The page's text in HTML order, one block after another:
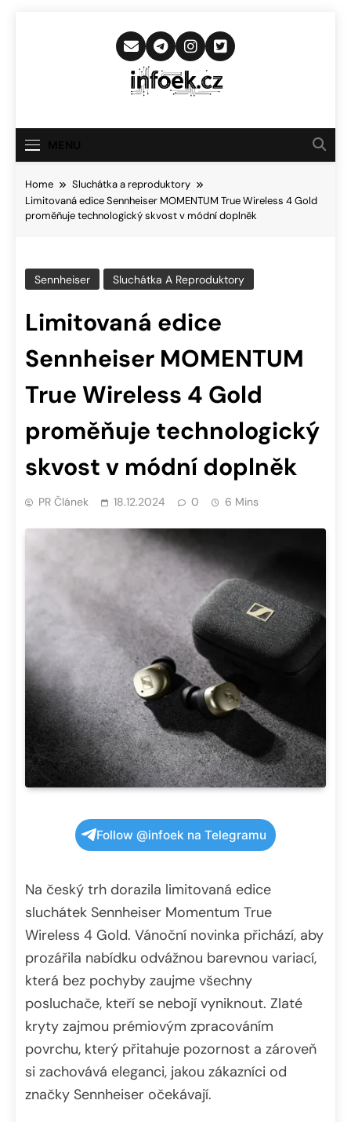
Infoek.cz
Novinkám
Home
Sluchátka a reproduktory
Limitovaná edice Sennheiser MOMENTUM True Wireless 4 Gold
proměňuje technologický skvost v módní doplněk
Sennheiser Sluchátka A Reproduktory
Limitovaná edice
Sennheiser MOMENTUM
True Wireless 4 Gold
proměňuje technologický
skvost v módní doplněk
PR Článek 18.12.2024 0 6 Mins
Follow @infoek na Telegramu
Na český trh dorazila limitovaná edice
sluchátek Sennheiser Momentum True
Wireless 4 Gold. Vánoční novinka přichází, aby
prozářila nabídku odvážnou barevnou variací,
která bez pochyby zaujme všechny
posluchače, kteří se nebojí vyniknout. Zlaté
kryty zajmou prémiovým zpracováním
povrchu, který přitahuje pozornost a zároveň
si zachovává eleganci, jakou zákazníci od
značky Sennheiser očekávají.